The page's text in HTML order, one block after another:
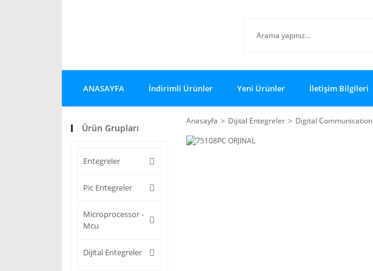
ANASAYFA İndirimli Ürünler Yeni Ürünler İletişim Bilgileri
Ürün Grupları
Entegreler
Pic Entegreler
Microprocessor -
Mcu
Dijital Entegreler
Anasayfa Dijital Entegreler Digital Communication